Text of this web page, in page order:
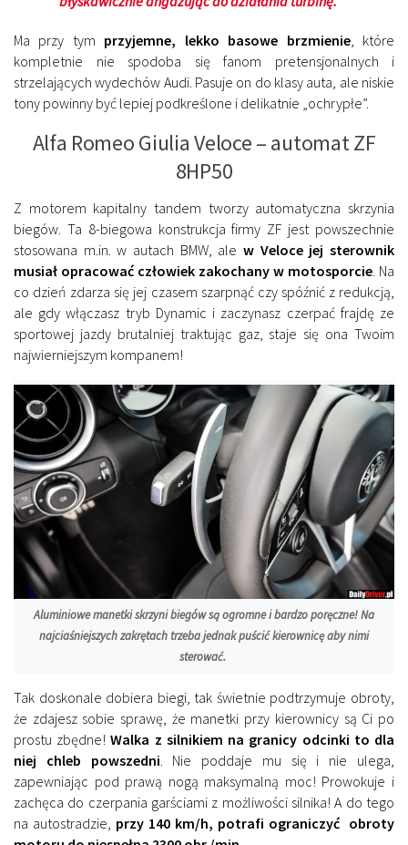
Ma przy tym przyjemne, lekko basowe brzmienie, które
kompletnie nie spodoba się fanom pretensjonalnych i
strzelających wydechów Audi. Pasuje on do klasy auta, ale niskie
tony powinny być lepiej podkreślone i delikatnie „ochrypłe”.
Alfa Romeo Giulia Veloce – automat ZF
8HP50
Z motorem kapitalny tandem tworzy automatyczna skrzynia
biegów. Ta 8-biegowa konstrukcja firmy ZF jest powszechnie
stosowana m.in. w autach BMW, ale w Veloce jej sterownik
musiał opracować człowiek zakochany w motosporcie . Na
co dzień zdarza się jej czasem szarpnąć czy spóźnić z redukcją,
ale gdy włączasz tryb Dynamic i zaczynasz czerpać frajdę ze
sportowej jazdy brutalniej traktując gaz, staje się ona Twoim
najwierniejszym kompanem!
Aluminiowe manetki skrzyni biegów są ogromne i bardzo poręczne! Na
najciaśniejszych zakrętach trzeba jednak puścić kierownicę aby nimi
sterować.
Tak doskonale dobiera biegi, tak świetnie podtrzymuje obroty,
że zdajesz sobie sprawę, że manetki przy kierownicy są Ci po
prostu zbędne!Walka z silnikiem na granicy odcinki to dla
niej chleb powszedni . Nie poddaje mu się i nie ulega,
zapewniając pod prawą nogą maksymalną moc! Prowokuje i
zachęca do czerpania garściami z możliwości silnika! A do tego
na autostradzie, przy 140 km/h, potrafi ograniczyć obroty